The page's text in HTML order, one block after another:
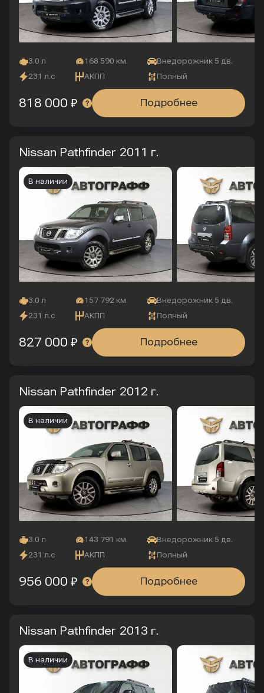
3.0 л 168 590 км.
Внедорожник 5 дв.
231 л.с
АКПП Полный
Подробнее
818 000 ₽
Nissan Pathfinder 2011 г.
3.0 л 157 792 км.
Внедорожник 5 дв.
231 л.с
АКПП Полный
В наличии
Подробнее
827 000 ₽
Nissan Pathfinder 2012 г.
3.0 л 143 791 км.
Внедорожник 5 дв.
231 л.с
АКПП Полный
В наличии
Подробнее
956 000 ₽
Nissan Pathfinder 2013 г.
В наличии